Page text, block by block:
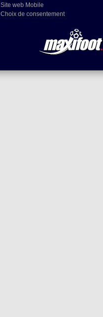
Site web Mobile
Choix de consentement